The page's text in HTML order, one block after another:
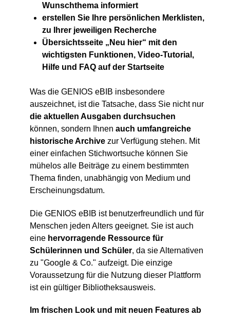
Wunschthema informiert
erstellen Sie Ihre persönlichen Merklisten,
zu Ihrer jeweiligen Recherche
Übersichtsseite „Neu hier“ mit den
wichtigsten Funktionen, Video-Tutorial,
Hilfe und FAQ auf der Startseite
Was die GENIOS eBIB insbesondere
auszeichnet, ist die Tatsache, dass Sie nicht nur
die aktuellen Ausgaben durchsuchen
können, sondern Ihnen auch umfangreiche
historische Archive zur Verfügung stehen. Mit
einer einfachen Stichwortsuche können Sie
mühelos alle Beiträge zu einem bestimmten
Thema finden, unabhängig von Medium und
Erscheinungsdatum.
Die GENIOS eBIB ist benutzerfreundlich und für
Menschen jeden Alters geeignet. Sie ist auch
eine hervorragende Ressource für
Schülerinnen und Schüler, da sie Alternativen
zu "Google & Co." aufzeigt. Die einzige
Voraussetzung für die Nutzung dieser Plattform
ist ein gültiger Bibliotheksausweis.
Im frischen Look und mit neuen Features ab